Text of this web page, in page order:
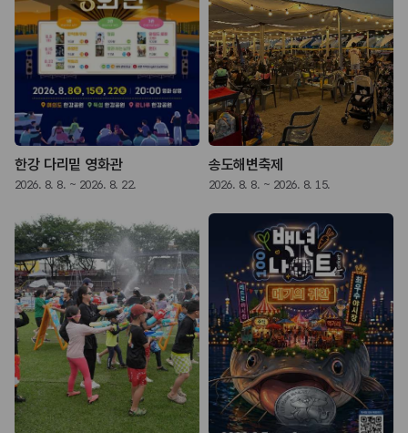
한강 다리밑 영화관
2026. 8. 8. ~ 2026. 8. 22.
송도해변축제
2026. 8. 8. ~ 2026. 8. 15.